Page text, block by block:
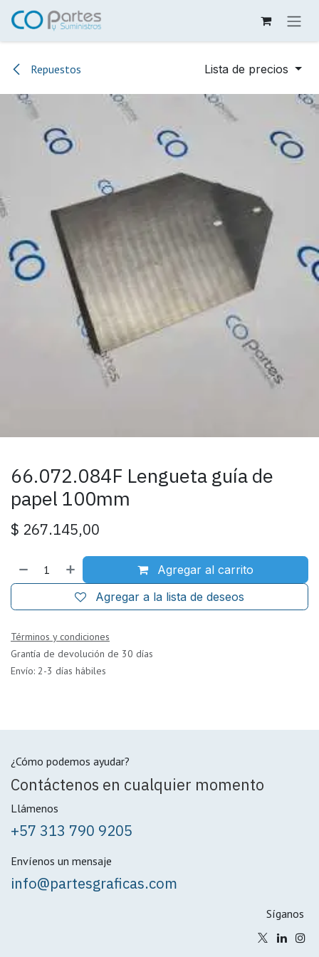
Ir al contenido
Repuestos Lista de precios
66.072.084F Lengueta guía de
papel 100mm
$ 267.145,00
Agregar al carrito
Agregar a la lista de deseos
Términos y condiciones
Grantía de devolución de 30 días
Envío: 2-3 días hábiles
¿Cómo podemos ayudar?
Contáctenos en cualquier momento
Llámenos
+57 313 790 9205
Envíenos un mensaje
info@partesgraficas.com
Síganos